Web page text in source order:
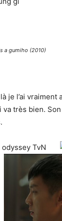
a gumiho (2010)
je l’ai
va très bien.